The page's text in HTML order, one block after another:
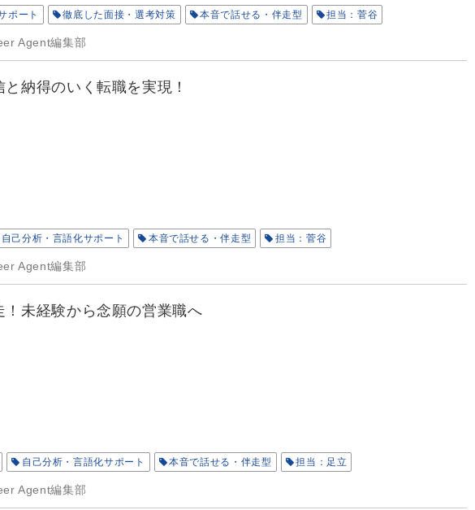
ポート 徹底した面接・選考対策 本音で話せる・伴走型 担当：菅谷
Agent編集部
納得のいく転職を実現！
自己分析・言語化サポート 本音で話せる・伴走型 担当：菅谷
Agent編集部
未経験から念願の営業職へ
自己分析・言語化サポート 本音で話せる・伴走型 担当：足立
Agent編集部